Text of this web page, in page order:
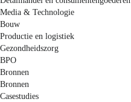
Media & Technologie
Bouw
Productie en logistiek
Gezondheidszorg
BPO
Bronnen
Bronnen
Casestudies